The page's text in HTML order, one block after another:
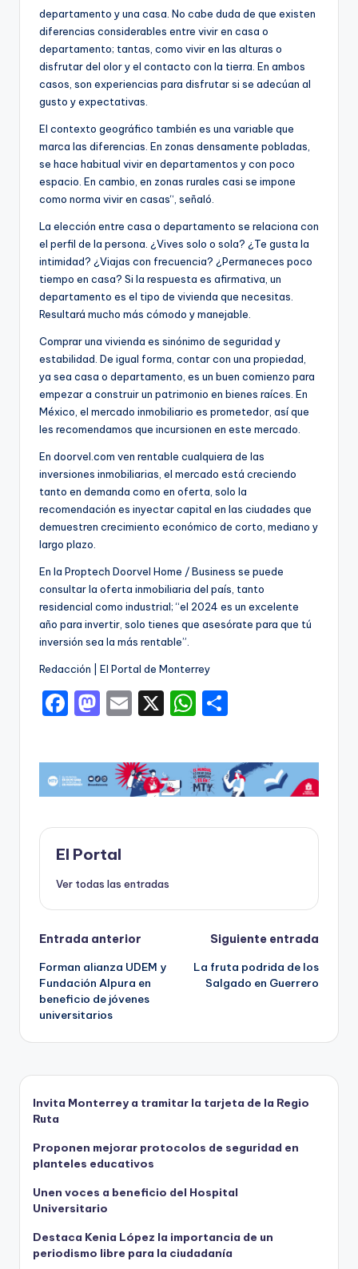
departamento y una casa. No cabe duda de que existen
diferencias considerables entre vivir en casa o
departamento; tantas, como vivir en las alturas o
disfrutar del olor y el contacto con la tierra. En ambos
casos, son experiencias para disfrutar si se adecúan al
gusto y expectativas.
El contexto geográfico también es una variable que
marca las diferencias. En zonas densamente pobladas,
se hace habitual vivir en departamentos y con poco
espacio. En cambio, en zonas rurales casi se impone
como norma vivir en casas“, señaló.
La elección entre casa o departamento se relaciona con
el perfil de la persona. ¿Vives solo o sola? ¿Te gusta la
intimidad? ¿Viajas con frecuencia? ¿Permaneces poco
tiempo en casa? Si la respuesta es afirmativa, un
departamento es el tipo de vivienda que necesitas.
Resultará mucho más cómodo y manejable.
Comprar una vivienda es sinónimo de seguridad y
estabilidad. De igual forma, contar con una propiedad,
ya sea casa o departamento, es un buen comienzo para
empezar a construir un patrimonio en bienes raíces. En
México, el mercado inmobiliario es prometedor, así que
les recomendamos que incursionen en este mercado.
En doorvel.com ven rentable cualquiera de las
inversiones inmobiliarias, el mercado está creciendo
tanto en demanda como en oferta, solo la
recomendación es inyectar capital en las ciudades que
demuestren crecimiento económico de corto, mediano y
largo plazo.
En la Proptech Doorvel Home / Business se puede
consultar la oferta inmobiliaria del país, tanto
residencial como industrial; “el 2024 es un excelente
año para invertir, solo tienes que asesórate para que tú
inversión sea la más rentable”.
Redacción | El Portal de Monterrey
F
c
e
b
o
o
k
M
st
o
d
o
n
E
ai
l
X
W
a
ts
A
p
m
p
ar
ti
El Portal
Ver todas las entradas
Navegación
de
entradas
Entrada anterior
Forman alianza UDEM y
Fundación Alpura en
beneficio de jóvenes
universitarios
Siguiente entrada
La fruta podrida de los
Salgado en Guerrero
Invita Monterrey a tramitar la tarjeta de la Regio
Ruta
Proponen mejorar protocolos de seguridad en
planteles educativos
Unen voces a beneficio del Hospital
Universitario
Destaca Kenia López la importancia de un
periodismo libre para la ciudadanía